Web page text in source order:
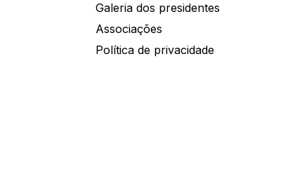
Galeria dos presidentes
Associações
Política de privacidade